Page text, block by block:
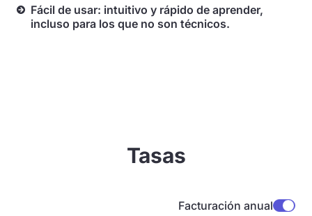
Fácil de usar: intuitivo y rápido de aprender,
incluso para los que no son técnicos.
Tasas
Facturación anual